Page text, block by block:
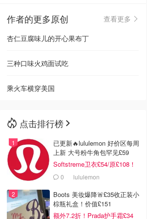
🇳🇿新西兰
作者的更多原创
查看更多
杏仁豆腐味儿的开心果布丁
三种口味火鸡面试吃
乘火车横穿美国
点击排行榜
已更新🔥lululemon 好价区每周
上新 大号粉牛角包罕见£59
Softstreme卫衣£54/原£108！
0 lululemon
Boots 美妆爆降🚨£35收正装小
棕瓶礼盒！价值£151
额外7.2折！Prada护手霜£34